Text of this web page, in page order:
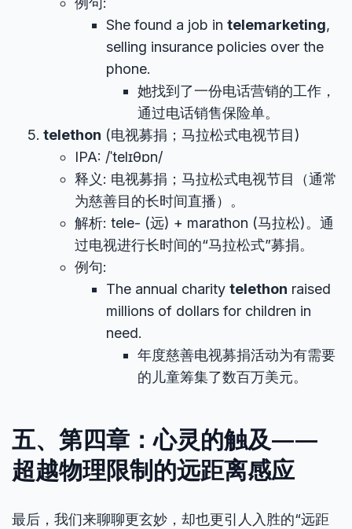
She found a job in telemarketing,
selling insurance policies over the
phone.
她找到了一份电话营销的工作，
通过电话销售保险单。
telethon (电视募捐；马拉松式电视节目)
IPA: /ˈtelɪθɒn/
释义: 电视募捐；马拉松式电视节目（通常
为慈善目的长时间直播）。
解析: tele- (远) + marathon (马拉松)。通
过电视进行长时间的“马拉松式”募捐。
例句:
The annual charity telethon raised
millions of dollars for children in
need.
年度慈善电视募捐活动为有需要
的儿童筹集了数百万美元。
五、第四章：心灵的触及——
超越物理限制的远距离感应
最后，我们来聊聊更玄妙，却也更引人入胜的“远距